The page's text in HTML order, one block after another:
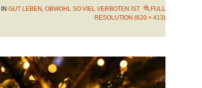
IN GUT LEBEN, OBWOHL SO VIEL VERBOTEN IST
FULL
RESOLUTION (620 × 413)